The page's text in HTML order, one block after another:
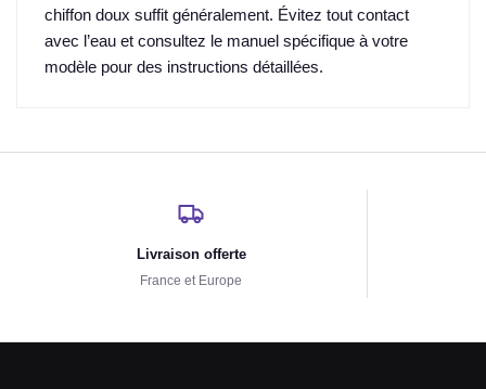
chiffon doux suffit généralement. Évitez tout contact
avec l’eau et consultez le manuel spécifique à votre
modèle pour des instructions détaillées.
Livraison offerte
France et Europe